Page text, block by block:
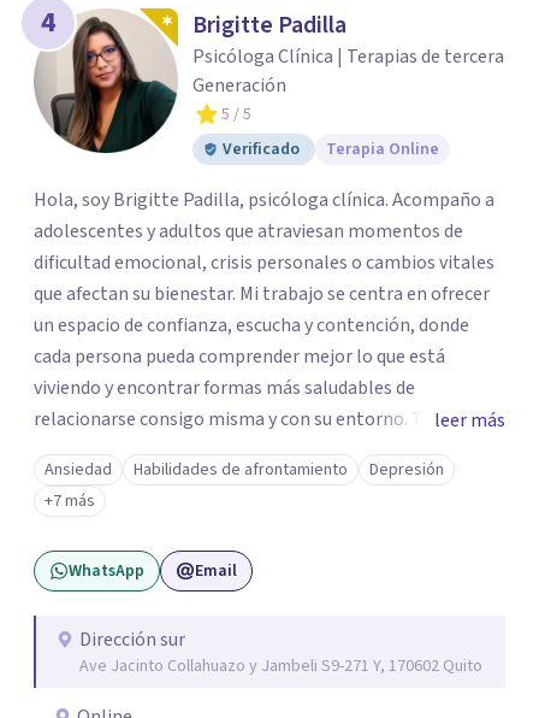
4 Brigitte Padilla
Psicóloga Clínica | Terapias de tercera
Generación
5 / 5
Verificado
Terapia Online
Hola, soy Brigitte Padilla, psicóloga clínica. Acompaño a
adolescentes y adultos que atraviesan momentos de
dificultad emocional, crisis personales o cambios vitales
que afectan su bienestar. Mi trabajo se centra en ofrecer
un espacio de confianza, escucha y contención, donde
cada persona pueda comprender mejor lo que está
viviendo y encontrar formas más saludables de
relacionarse consigo misma y con su entorno. Trabajo
desde terapias conductuales contextuales y enfoques
basados en evidencia, adaptando el proceso a las
necesidades particulares de cada paciente.
leer más
Ansiedad Habilidades de afrontamiento
Depresión
+7 más
WhatsApp Email
Dirección sur
Ave Jacinto Collahuazo y Jambeli S9-271 Y, 170602 Quito